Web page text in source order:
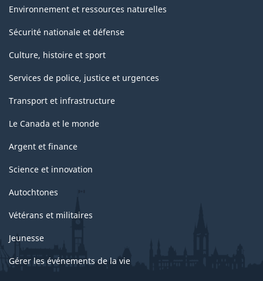
Environnement et ressources naturelles
Sécurité nationale et défense
Culture, histoire et sport
Services de police, justice et urgences
Transport et infrastructure
Le Canada et le monde
Argent et finance
Science et innovation
Autochtones
Vétérans et militaires
Jeunesse
Gérer les événements de la vie